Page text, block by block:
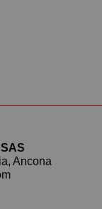
Ancona